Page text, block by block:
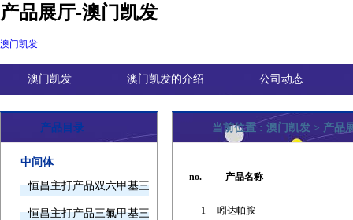
产品展厅-澳门凯发
澳门凯发
澳门凯发 澳门凯发的介绍 公司动态
产品目录
中间体
恒昌主打产品双六甲基三胺欢迎询价
恒昌主打产品三氟甲基三甲基硅烷欢迎询价
当前位置 : 澳门凯发 > 产品
no. 产品名称
1 吲达帕胺